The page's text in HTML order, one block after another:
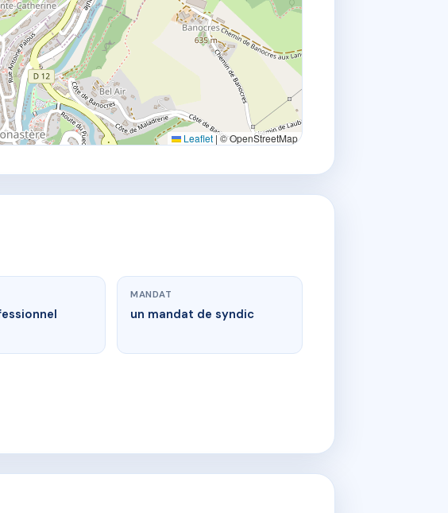
Leaflet |© OpenStreetMap
MANDAT
un mandat de syndic